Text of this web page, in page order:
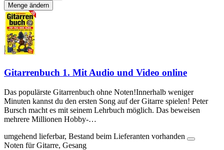
Menge ändern
Gitarrenbuch 1. Mit Audio und Video online
Das populärste Gitarrenbuch ohne Noten!Innerhalb weniger
Minuten kannst du den ersten Song auf der Gitarre spielen! Peter
Bursch macht es mit seinem Lehrbuch möglich. Das beweisen
mehrere Millionen Hobby-…
umgehend lieferbar, Bestand beim Lieferanten vorhanden
Noten für Gitarre, Gesang